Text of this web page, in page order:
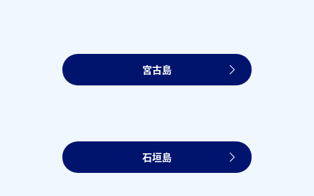
宮古島
石垣島